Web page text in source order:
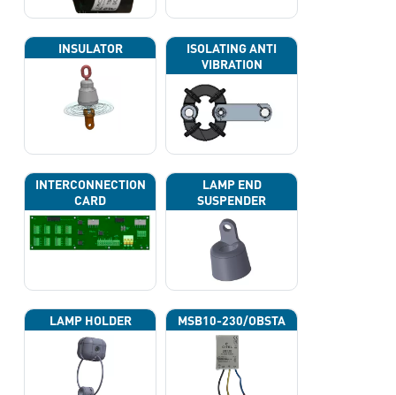
INSULATOR
ISOLATING ANTI
VIBRATION
INTERCONNECTION
CARD
LAMP END
SUSPENDER
LAMP HOLDER MSB10-230/OBSTA